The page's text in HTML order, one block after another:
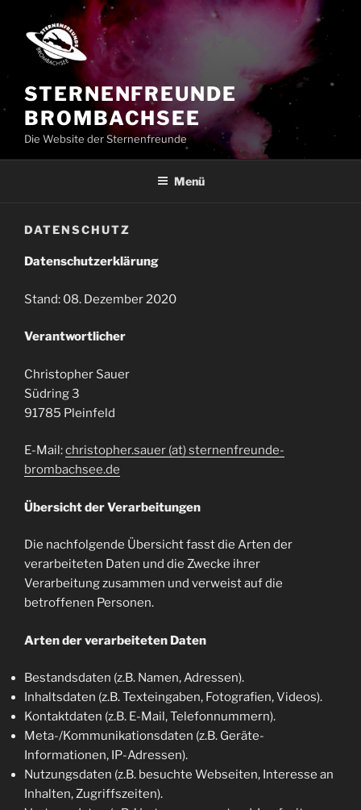
Inhalt
springen
STERNENFREUNDE
BROMBACHSEE
Die Website der Sternenfreunde
Menü
DATENSCHUTZ
Datenschutzerklärung
Stand: 08. Dezember 2020
Verantwortlicher
Christopher Sauer
Südring 3
91785 Pleinfeld
E-Mail:christopher.sauer (at) sternenfreunde-
brombachsee.de
Übersicht der Verarbeitungen
Die nachfolgende Übersicht fasst die Arten der
verarbeiteten Daten und die Zwecke ihrer
Verarbeitung zusammen und verweist auf die
betroffenen Personen.
Arten der verarbeiteten Daten
Bestandsdaten (z.B. Namen, Adressen).
Inhaltsdaten (z.B. Texteingaben, Fotografien, Videos).
Kontaktdaten (z.B. E-Mail, Telefonnummern).
Meta-/Kommunikationsdaten (z.B. Geräte-
Informationen, IP-Adressen).
Nutzungsdaten (z.B. besuchte Webseiten, Interesse an
Inhalten, Zugriffszeiten).